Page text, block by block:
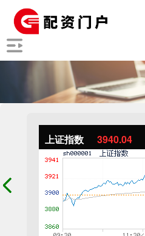
上证指数 3940.04